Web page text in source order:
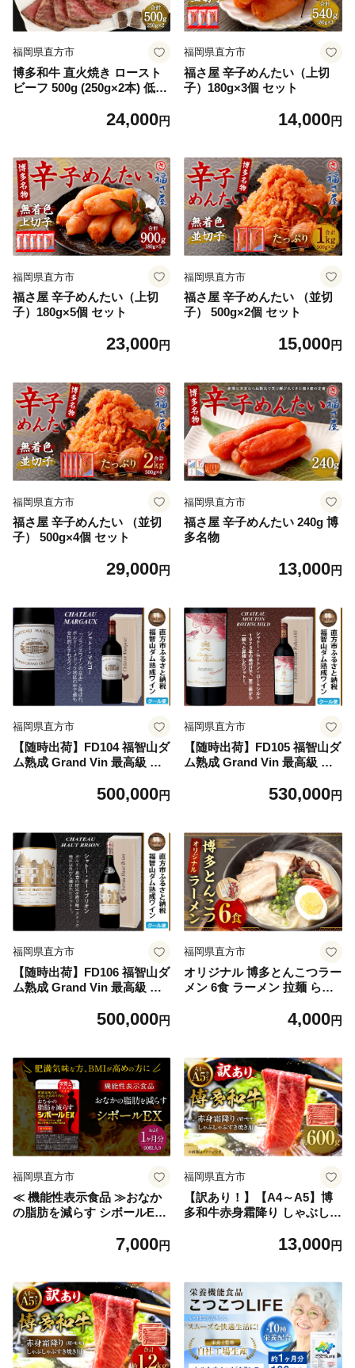
福岡県直方市
博多和牛 直火焼き ロースト
ビーフ 500g (250g×2本) 低温
24,000円
福岡県直方市
福さ屋 辛子めんたい（上切
子）180g×3個 セット
14,000円
福岡県直方市
福さ屋 辛子めんたい（上切
子）180g×5個 セット
23,000円
福岡県直方市
福さ屋 辛子めんたい （並切
子） 500g×2個 セット
15,000円
福岡県直方市
福さ屋 辛子めんたい （並切
子） 500g×4個 セット
29,000円
福岡県直方市
福さ屋 辛子めんたい 240g 博
多名物
13,000円
福岡県直方市
【随時出荷】FD104 福智山ダ
ム熟成 Grand Vin 最高級 赤
500,000円
福岡県直方市
【随時出荷】FD105 福智山ダ
ム熟成 Grand Vin 最高級 赤
530,000円
福岡県直方市
【随時出荷】FD106 福智山ダ
ム熟成 Grand Vin 最高級 赤
500,000円
福岡県直方市
オリジナル 博多とんこつラー
メン 6食 ラーメン 拉麺 らー
4,000円
福岡県直方市
≪ 機能性表示食品 ≫おなか
の脂肪を減らす シボールEX
7,000円
福岡県直方市
【訳あり！】【A4～A5】博
多和牛赤身霜降り しゃぶしゃ
00g 牛肉 黒毛和牛 博多和牛
13,000円